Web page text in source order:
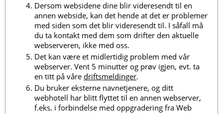
Dersom websidene dine blir videresendt til en
annen webside, kan det hende at det er problemer
med siden som det blir videresendt til. I såfall må
du ta kontakt med dem som drifter den aktuelle
webserveren, ikke med oss.
Det kan være et midlertidig problem med vår
webserver. Vent 5 minutter og prøv igjen, evt. ta
en titt på våre driftsmeldinger.
Du bruker eksterne navnetjenere, og ditt
webhotell har blitt flyttet til en annen webserver,
f.eks. i forbindelse med oppgradering fra Web